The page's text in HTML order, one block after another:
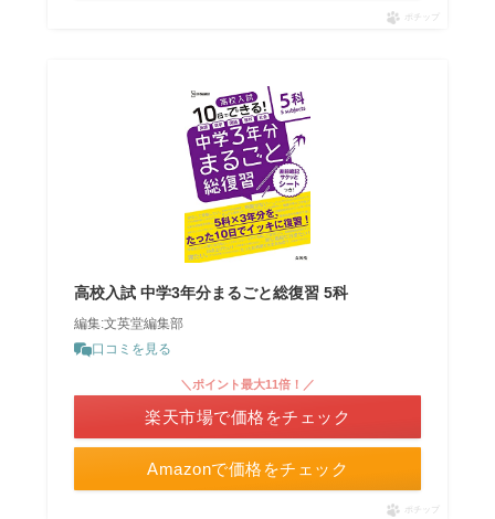
ポチップ
高校入試 中学3年分まるごと総復習 5科
編集:文英堂編集部
口コミを見る
Amazonで価格をチェック
＼ポイント最大11倍！／
楽天市場で価格をチェック
ポチップ